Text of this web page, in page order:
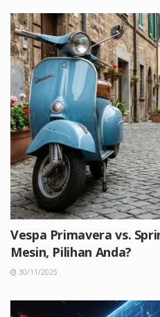
Vespa Primavera vs.
Mesin, Pilihan Anda?
30/11/2025